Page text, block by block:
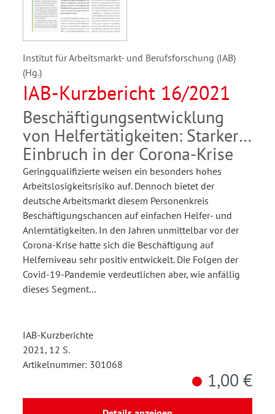
Institut für Arbeitsmarkt- und Berufsforschung (IAB)
(Hg.)
IAB-Kurzbericht 16/2021
Beschäftigungsentwicklung
von Helfertätigkeiten: Starker
Einbruch in der Corona-Krise
Geringqualifizierte weisen ein besonders hohes
Arbeitslosigkeitsrisiko auf. Dennoch bietet der
deutsche Arbeitsmarkt diesem Personenkreis
Beschäftigungschancen auf einfachen Helfer- und
Anlerntätigkeiten. In den Jahren unmittelbar vor der
Corona-Krise hatte sich die Beschäftigung auf
Helferniveau sehr positiv entwickelt. Die Folgen der
Covid-19-Pandemie verdeutlichen aber, wie anfällig
dieses Segment…
IAB-Kurzberichte
2021, 12 S.
Artikelnummer: 301068
1,00 €